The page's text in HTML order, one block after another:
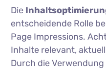
Die
entscheidende Rolle
Page Impressions.
Inhalte relevant,
Durch die Verwendung